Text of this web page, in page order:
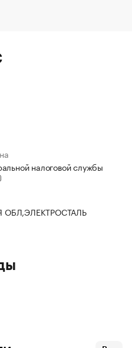
налоговой службы